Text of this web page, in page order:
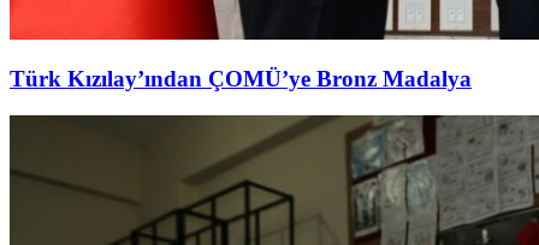
Türk Kızılay’ından ÇOMÜ’ye Bronz Madalya